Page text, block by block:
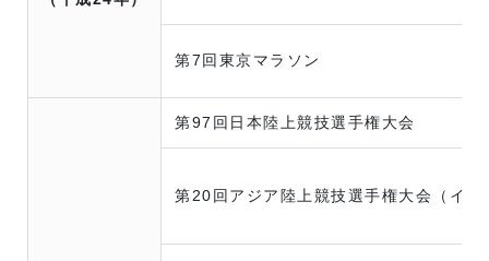
第7回東京マラソン
第97回日本陸上競技選手権大会
第20回アジア陸上競技選手権大会（イン